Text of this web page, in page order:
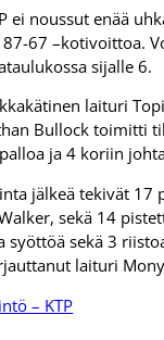
ei noussut enää
67 –kotivoittoa.
sijalle 6.
laituri
Bullock toimitti
ja 4 koriin
jälkeä tekivät 17
sekä 14
syöttöä sekä 3
laituri
– KTP